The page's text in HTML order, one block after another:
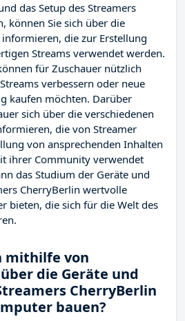
das Setup des Streamers
können Sie sich über die
die zur Erstellung
Streams verwendet werden.
für Zuschauer nützlich
verbessern oder neue
kaufen möchten. Darüber
sich über die verschiedenen
die von Streamer
von ansprechenden Inhalten
ihrer Community verwendet
das Studium der Geräte und
CherryBerlin wertvolle
bieten, die sich für die Welt des
mithilfe von
die Geräte und
CherryBerlin
bauen?